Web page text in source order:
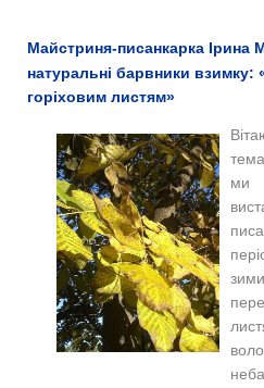
Майстриня-писанкарка
натуральні барвники
горіховим листям»
ми